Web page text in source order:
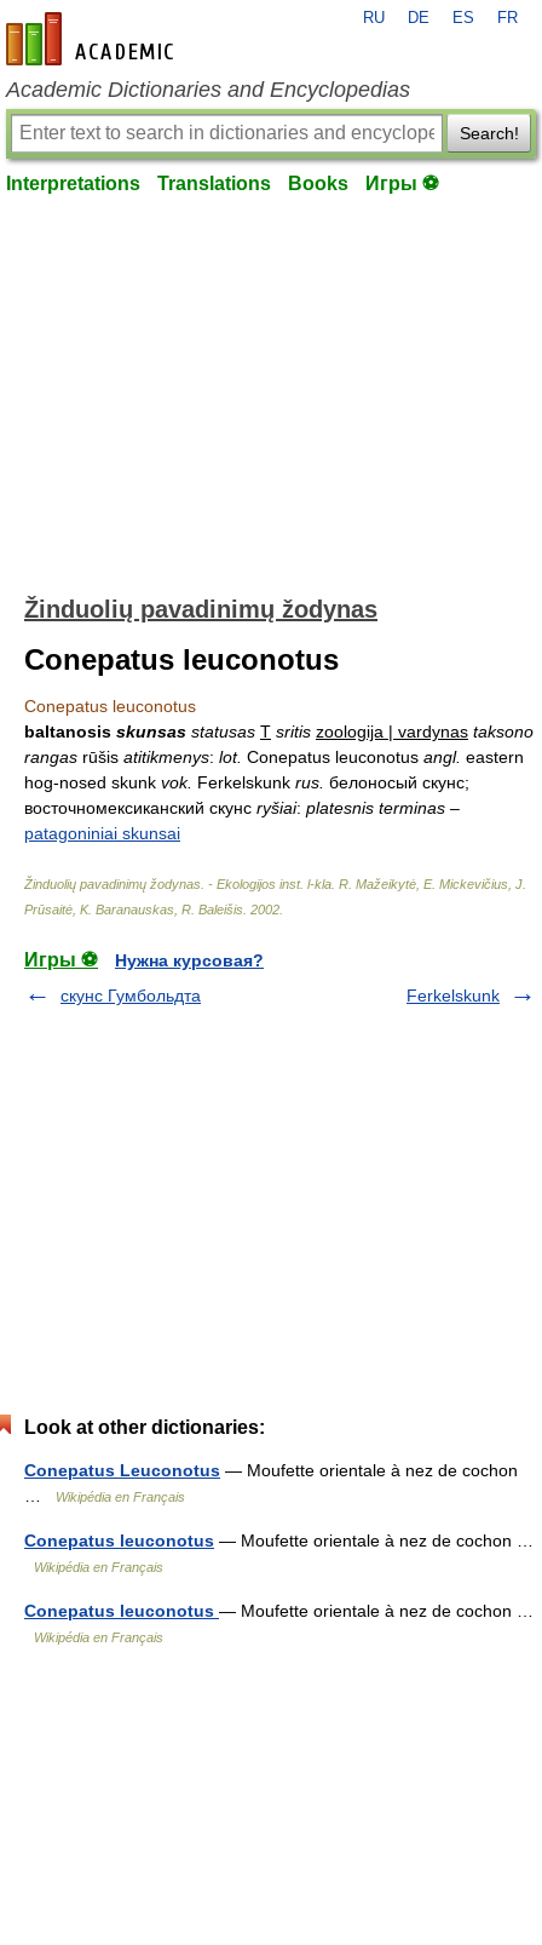
en-academic.com
RU DE ES FR
Academic Dictionaries and Encyclopedias
Search!
Interpretations Translations Books Игры ⚽
Žinduolių pavadinimų žodynas
Conepatus leuconotus
Conepatus leuconotus
baltanosis skunsas statusas T sritis zoologija | vardynas taksono
rangas rūšis atitikmenys: lot. Conepatus leuconotus angl. eastern
hog-nosed skunk vok. Ferkelskunk rus. белоносый скунс;
восточномексиканский скунс ryšiai: platesnis terminas –
patagoniniai skunsai
Žinduolių pavadinimų žodynas. - Ekologijos inst. l-kla R. Mažeikytė, E. Mickevičius, J.
Prūsaitė, K. Baranauskas, R. Baleišis 2002
Игры ⚽
Нужна курсовая?
скунс Гумбольдта
Ferkelskunk
Look at other dictionaries:
Conepatus Leuconotus — Moufette orientale à nez de cochon
Wikipédia en Français
Conepatus leuconotus — Moufette orientale à nez de cochon …
Wikipédia en Français
Conepatus leuconotus — Moufette orientale à nez de cochon …
Wikipédia en Français